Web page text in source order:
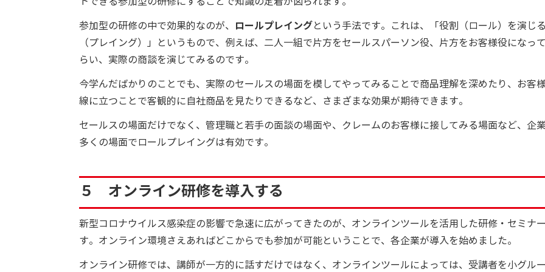
トできる参加型の研修にすることで知識の定着が図られます。
参加型の研修の中で効果的なのが、 ロールプレイング という手法です。これは、「役割（ロール）を演じ
（プレイング）」というもので、例えば、二人一組で片方をセールスパーソン役、片方をお客様役になっ
らい、実際の商談を演じてみるのです。
今学んだばかりのことでも、実際のセールスの場面を模してやってみることで商品理解を深めたり、お客
線に立つことで客観的に自社商品を見たりできるなど、さまざまな効果が期待できます。
セールスの場面だけでなく、管理職と若手の面談の場面や、クレームのお客様に接してみる場面など、企
多くの場面でロールプレイングは有効です。
５ オンライン研修を導入する
新型コロナウイルス感染症の影響で急速に広がってきたのが、オンラインツールを活用した研修・セミナ
す。オンライン環境さえあればどこからでも参加が可能ということで、各企業が導入を始めました。
オンライン研修では、講師が一方的に話すだけではなく、オンラインツールによっては、受講者を小グル